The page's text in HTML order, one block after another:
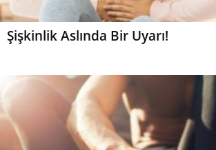
Şişkinlik Aslında Bir Uyarı!